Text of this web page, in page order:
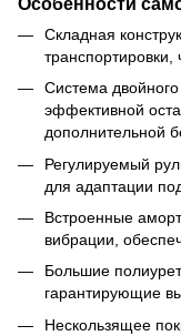
Складная
транспортировки,
Система
эффективной
дополнительной
Регулируемый
для адаптации
Встроенные
вибрации,
Большие
гарантирующие
Нескользящее